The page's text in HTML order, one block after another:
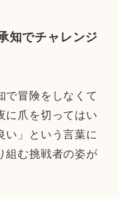
知でチャレンジ
冒険をしなくて
に爪を切ってはい
い」という言葉に
組む挑戦者の姿が